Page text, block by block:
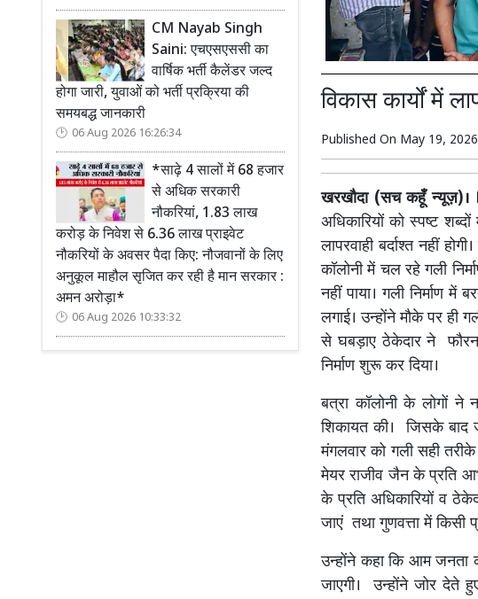
CM Nayab Singh
Saini: एचएसएससी का
वार्षिक भर्ती कैलेंडर जल्द
होगा जारी, युवाओं को भर्ती प्रक्रिया की
समयबद्ध जानकारी
06 Aug 2026 16:26:34
*साढ़े 4 सालों में 68 हजार
से अधिक सरकारी
नौकरियां, 1.83 लाख
करोड़ के निवेश से 6.36 लाख प्राइवेट
नौकरियों के अवसर पैदा किए: नौजवानों के लिए
अनुकूल माहौल सृजित कर रही है मान सरकार :
अमन अरोड़ा*
06 Aug 2026 10:33:32
विकास कार्यों में
Published On May 19,
खरखौदा (सच कहूँ न्यूज़)।
अधिकारियों को स्पष्ट
लापरवाही बर्दाश्त नहीं
कॉलोनी में चल रहे गली
नहीं पाया। गली निर्माण
लगाई। उन्होंने मौके पर ही
से घबड़ाए ठेकेदार ने
निर्माण शुरू कर दिया।
बत्रा कॉलोनी के लोगों ने
शिकायत की। जिसके बाद
मंगलवार को गली सही
मेयर राजीव जैन के प्रति
के प्रति अधिकारियों व
जाएं तथा गुणवत्ता में किसी
उन्होंने कहा कि आम जनता
जाएगी। उन्होंने जोर देते